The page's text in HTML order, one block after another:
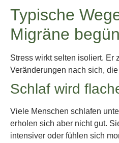
Typische
Migräne
Stress wirkt selten isoliert. Er
Veränderungen nach sich,
Schlaf wird
Viele Menschen schlafen
erholen sich aber nicht gut.
intensiver oder fühlen sich